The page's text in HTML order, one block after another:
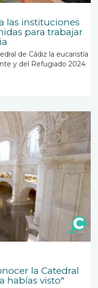
las instituciones
para trabajar
de Cádiz la eucaristía
y del Refugiado 2024
la Catedral
habías visto"